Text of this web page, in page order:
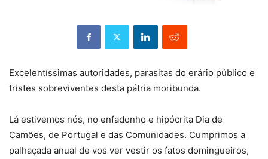
Excelentíssimas autoridades, parasitas do erário público e
tristes sobreviventes desta pátria moribunda.
Lá estivemos nós, no enfadonho e hipócrita Dia de
Camões, de Portugal e das Comunidades. Cumprimos a
palhaçada anual de vos ver vestir os fatos domingueiros,